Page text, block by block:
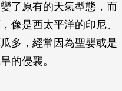
了原有的天氣型態，而
像是西太平洋的印尼、
多，經常因為聖嬰或是
的侵襲。